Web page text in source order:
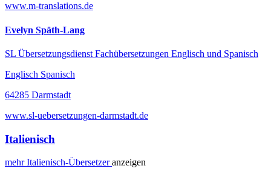
www.m-translations.de
Evelyn Späth-Lang
SL Übersetzungsdienst Fachübersetzungen Englisch und Spanisch
Englisch Spanisch
64285 Darmstadt
www.sl-uebersetzungen-darmstadt.de
Italienisch
mehrItalienisch-Übersetzeranzeigen